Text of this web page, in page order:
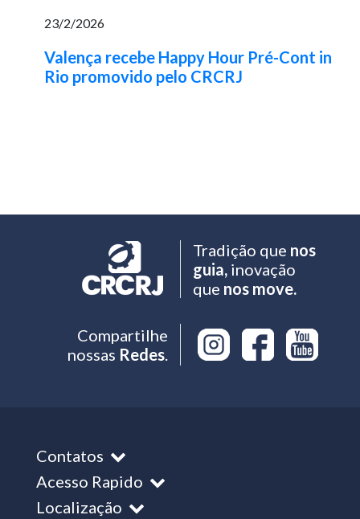
23/2/2026
Valença recebe Happy Hour Pré-Cont in
Rio promovido pelo CRCRJ
Tradição que nos
guia,inovação
que nos move.
Compartilhe
nossas Redes.
Contatos
Acesso Rapido
Localização